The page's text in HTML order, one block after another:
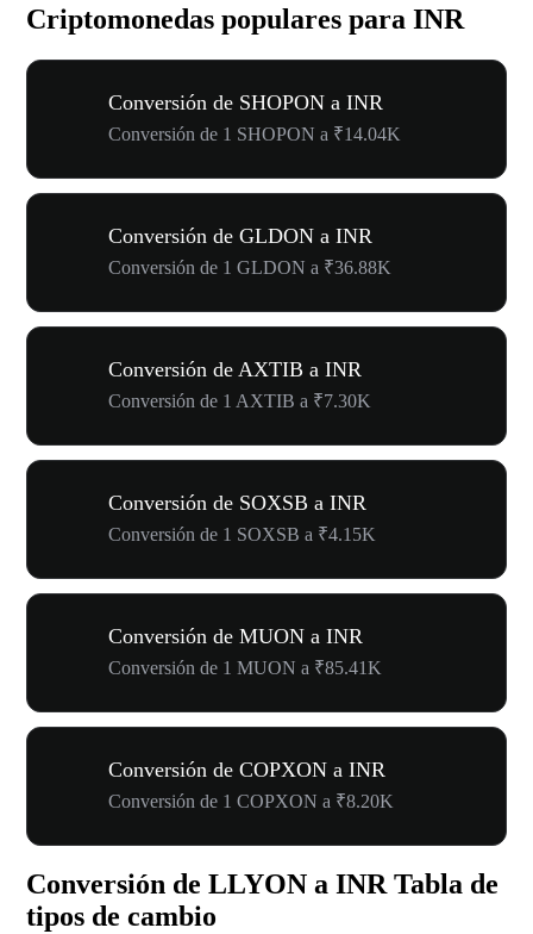
Criptomonedas populares para INR
Conversión de SHOPON a INR
Conversión de 1 SHOPON a ₹14.04K
Conversión de GLDON a INR
Conversión de 1 GLDON a ₹36.88K
Conversión de AXTIB a INR
Conversión de 1 AXTIB a ₹7.30K
Conversión de SOXSB a INR
Conversión de 1 SOXSB a ₹4.15K
Conversión de MUON a INR
Conversión de 1 MUON a ₹85.41K
Conversión de COPXON a INR
Conversión de 1 COPXON a ₹8.20K
Conversión de LLYON a INR Tabla de
tipos de cambio